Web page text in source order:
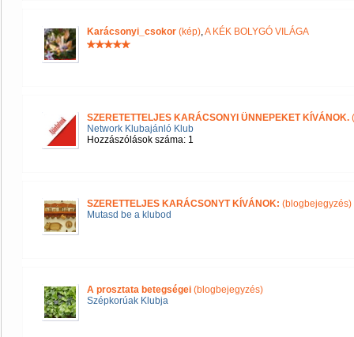
Karácsonyi_csokor (kép),A KÉK BOLYGÓ VILÁGA
SZERETETTELJES KARÁCSONYI ÜNNEPEKET KÍVÁNOK.
Network Klubajánló Klub
Hozzászólások száma: 1
SZERETTELJES KARÁCSONYT KÍVÁNOK: (blogbejegyzés)
Mutasd be a klubod
A prosztata betegségei (blogbejegyzés)
Szépkorúak Klubja